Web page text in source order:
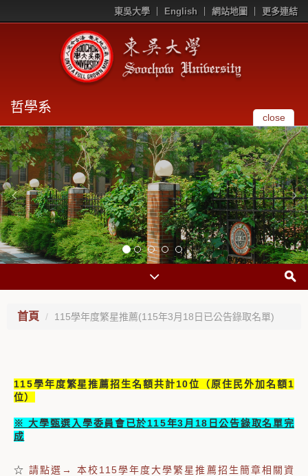
東吳大學 English 網站地圖 更多連結
哲學系
close
首頁 115學年度繁星推薦(115年3月18日已公告錄取名單)
115學年度繁星推薦招生名額共計10位（原住民外加名額1
位）
※ 大學甄選入學委員會已於115年3月18日公告錄取名單完
成
☆ 請點選→ 本校115學年度大學繁星推薦招生簡章相關資